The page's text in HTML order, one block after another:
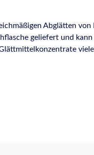
Abglätten
geliefert und